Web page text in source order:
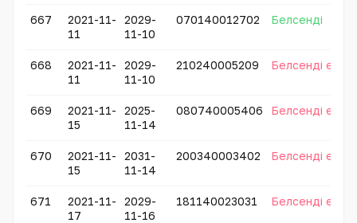
667
2021-11-
11
2029-
11-10
070140012702 Белсенді
668
2021-11-
11
2029-
11-10
210240005209 Белсенді емес
669
2021-11-
15
2025-
11-14
080740005406 Белсенді емес
670
2021-11-
15
2031-
11-14
200340003402 Белсенді емес
671
2021-11-
17
2029-
11-16
181140023031 Белсенді емес